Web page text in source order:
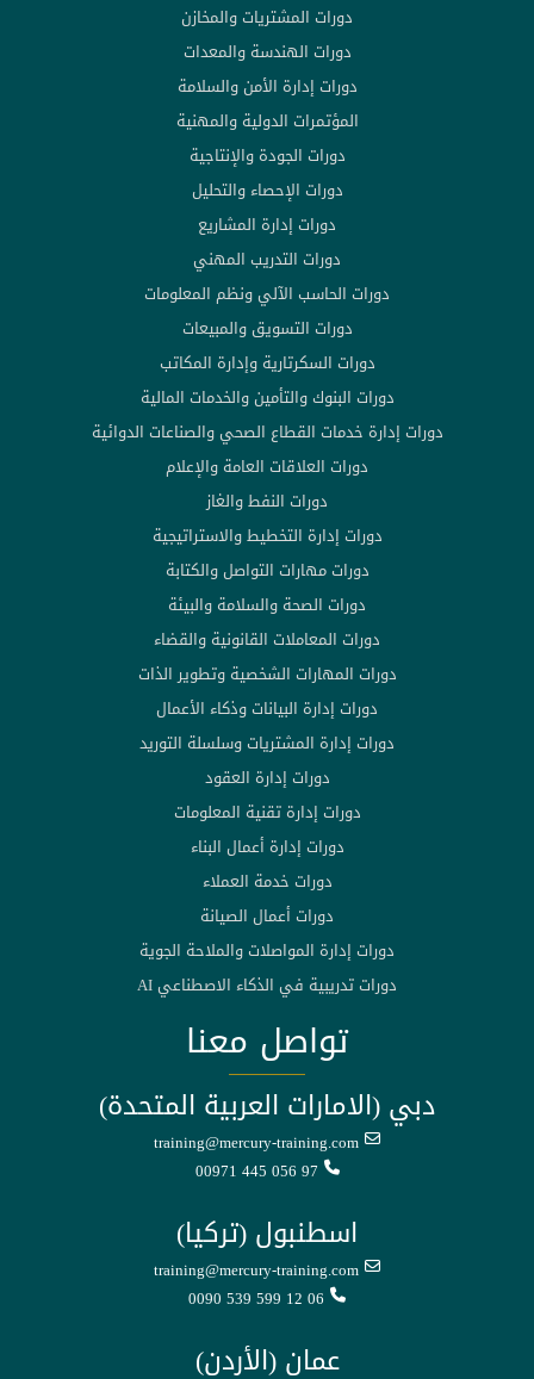
دورات المشتريات والمخازن
دورات الهندسة والمعدات
دورات إدارة الأمن والسلامة
المؤتمرات الدولية والمهنية
دورات الجودة والإنتاجية
دورات الإحصاء والتحليل
دورات إدارة المشاريع
دورات التدريب المهني
دورات الحاسب الآلي ونظم المعلومات
دورات التسويق والمبيعات
دورات السكرتارية وإدارة المكاتب
دورات البنوك والتأمين والخدمات المالية
دورات إدارة خدمات القطاع الصحي والصناعات الدوائية
دورات العلاقات العامة والإعلام
دورات النفط والغاز
دورات إدارة التخطيط والاستراتيجية
دورات مهارات التواصل والكتابة
دورات الصحة والسلامة والبيئة
دورات المعاملات القانونية والقضاء
دورات المهارات الشخصية وتطوير الذات
دورات إدارة البيانات وذكاء الأعمال
دورات إدارة المشتريات وسلسلة التوريد
دورات إدارة العقود
دورات إدارة تقنية المعلومات
دورات إدارة أعمال البناء
دورات خدمة العملاء
دورات أعمال الصيانة
دورات إدارة المواصلات والملاحة الجوية
دورات تدريبية في الذكاء الاصطناعي AI
تواصل معنا
دبي (الامارات العربية المتحدة)
training@mercury-training.com
00971 445 056 97
اسطنبول (تركيا)
training@mercury-training.com
0090 539 599 12 06
عمان (الأردن)